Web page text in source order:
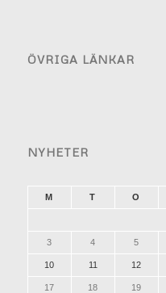
ÖVRIGA LÄNKAR
NYHETER
M T O
3 4 5
10 11 12
17 18 19